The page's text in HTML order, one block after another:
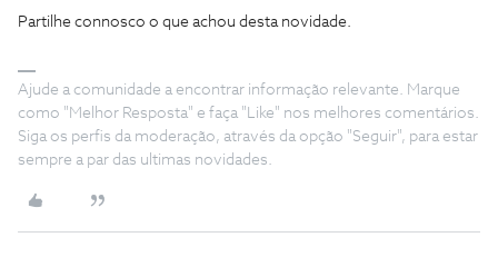
Partilhe connosco o que achou desta novidade.
Ajude a comunidade a encontrar informação relevante. Marque
como "Melhor Resposta" e faça "Like" nos melhores comentários.
Siga os perfis da moderação, através da opção "Seguir", para estar
sempre a par das ultimas novidades.